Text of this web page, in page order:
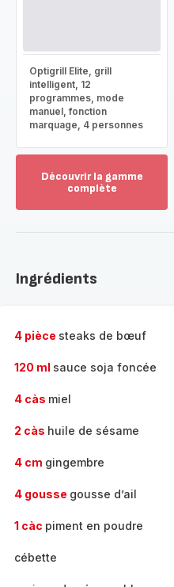
Optigrill Elite, grill
intelligent, 12
programmes, mode
manuel, fonction
marquage, 4 personnes
Découvrir la gamme
complète
gamme
Ingrédients
4 pièce steaks de bœuf
120 ml sauce soja foncée
4 càs miel
2 càs huile de sésame
4 cm gingembre
4 gousse gousse d’ail
1 càc piment en poudre
cébette